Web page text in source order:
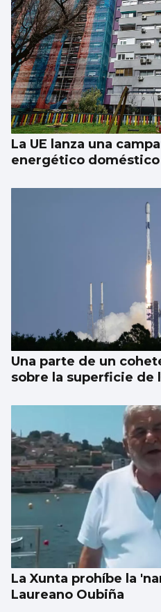
La nigranesa Kreios
satélite que volará
La UE lanza una
energético doméstico
Una parte de un
sobre la superficie de
La Xunta prohíbe la
Laureano Oubiña